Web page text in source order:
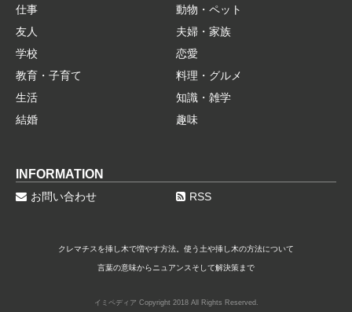
仕事
動物・ペット
友人
夫婦・家族
学校
恋愛
教育・子育て
料理・グルメ
生活
知識・雑学
結婚
趣味
INFORMATION
お問い合わせ RSS
クレマチスを挿し木で増やす方法。使う土や挿し木の方法について
言葉の意味からニュアンスそして解決策まで
イミペディア Copyright 2018 All Rights Reserved.